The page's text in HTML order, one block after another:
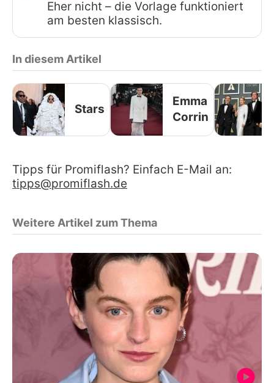
Eher nicht – die Vorlage funktioniert
am besten klassisch.
In diesem Artikel
Stars
Emma
Corrin
Tipps für Promiflash? Einfach E-Mail an:
tipps@promiflash.de
Weitere Artikel zum Thema